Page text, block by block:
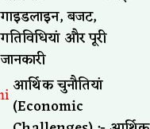
गाइडलाइन, बजट,
गतिविधियां और पूरी
जानकारी
आर्थिक चुनौतियां
(Economic